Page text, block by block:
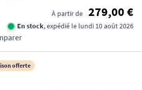
À partir de 279,00 €
En stock, expédié le lundi 10 août 2026
offerte